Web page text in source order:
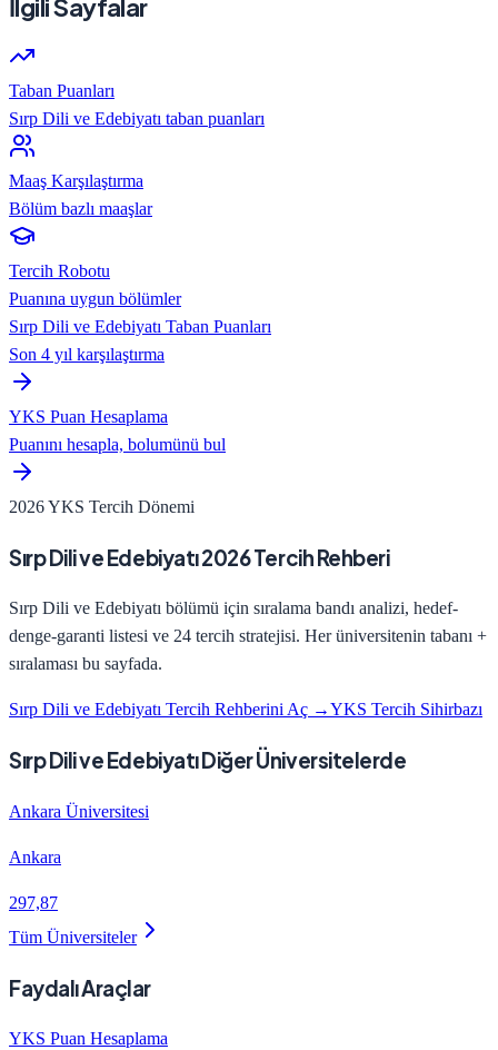
İlgili Sayfalar
Taban Puanları
Sırp Dili ve Edebiyatı taban puanları
Maaş Karşılaştırma
Bölüm bazlı maaşlar
Tercih Robotu
Puanına uygun bölümler
Sırp Dili ve Edebiyatı Taban Puanları
Son 4 yıl karşılaştırma
YKS Puan Hesaplama
Puanını hesapla, bolumünü bul
2026 YKS Tercih Dönemi
Sırp Dili ve Edebiyatı2026 Tercih Rehberi
Sırp Dili ve Edebiyatı bölümü için sıralama bandı analizi, hedef-
denge-garanti listesi ve 24 tercih stratejisi. Her üniversitenin tabanı +
sıralaması bu sayfada.
Sırp Dili ve Edebiyatı Tercih Rehberini Aç →YKS Tercih Sihirbazı
Sırp Dili ve Edebiyatı Diğer Üniversitelerde
Ankara Üniversitesi
Ankara
297,87
Tüm Üniversiteler
Faydalı Araçlar
YKS Puan Hesaplama